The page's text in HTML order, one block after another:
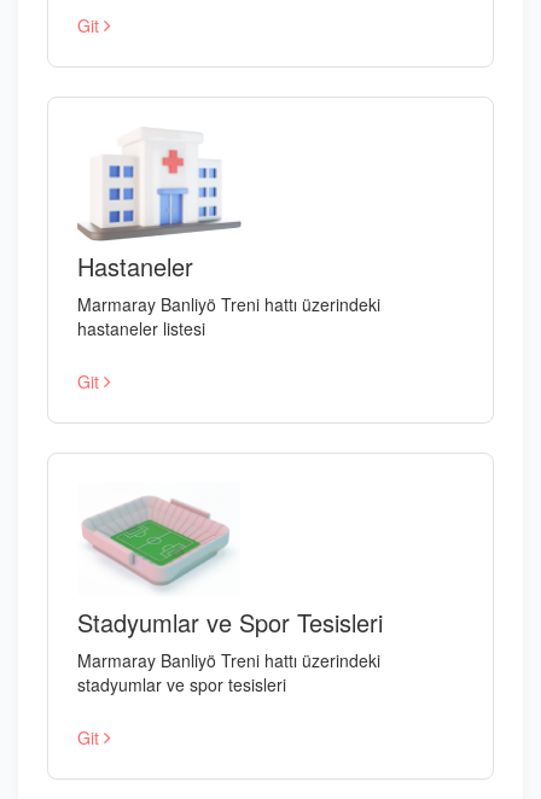
Git
Hastaneler
Marmaray Banliyö Treni hattı üzerindeki
hastaneler listesi
Git
Stadyumlar ve Spor Tesisleri
Marmaray Banliyö Treni hattı üzerindeki
stadyumlar ve spor tesisleri
Git